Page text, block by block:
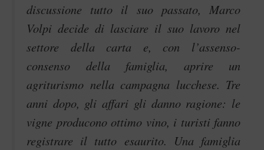
discussione tutto il suo passato, Marco
Volpi decide di lasciare il suo lavoro nel
settore della carta e, con l’assenso-
consenso della famiglia, aprire un
agriturismo nella campagna lucchese. Tre
anni dopo, gli affari gli danno ragione: le
vigne producono ottimo vino, i turisti fanno
registrare il tutto esaurito. Una famiglia